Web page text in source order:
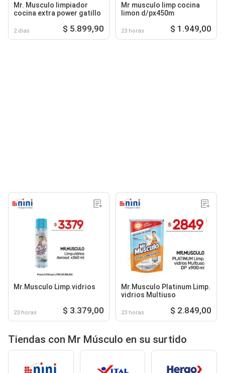
Mr. Musculo limpiador
cocina extra power gatillo
2 días $ 5.899,90
Mr musculo limp cocina
limon d/px450m
23 horas $ 1.949,00
Mr.Musculo Limp.vidrios
23 horas $ 3.379,00
Mr.Musculo Platinum Limp.
vidrios Multiuso
23 horas $ 2.849,00
Tiendas con Mr Músculo en su surtido